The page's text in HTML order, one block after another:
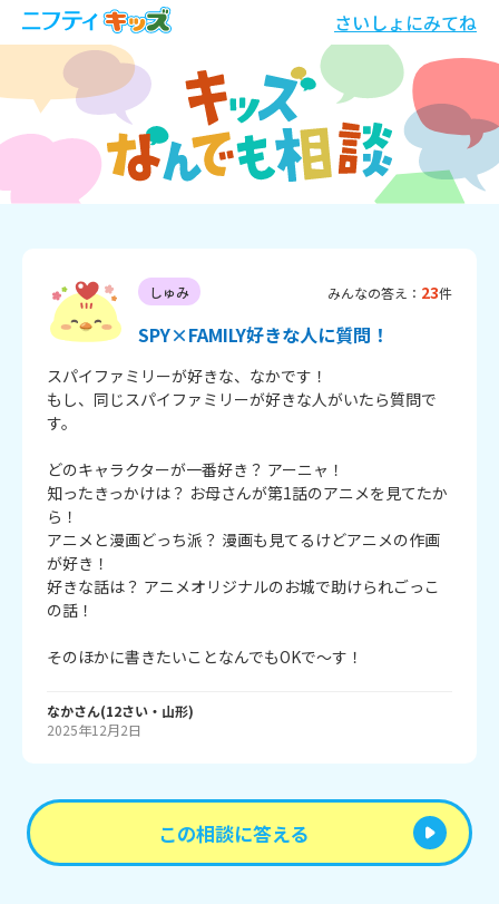
さいしょにみてね
しゅみ みんなの答え： 23件
SPY×FAMILY好きな人に質問！
スパイファミリーが好きな、なかです！
もし、同じスパイファミリーが好きな人がいたら質問で
す。
どのキャラクターが一番好き？ アーニャ！
知ったきっかけは？ お母さんが第1話のアニメを見てたか
ら！
アニメと漫画どっち派？ 漫画も見てるけどアニメの作画
が好き！
好きな話は？ アニメオリジナルのお城で助けられごっこ
の話！
そのほかに書きたいことなんでもOKで～す！
なかさん(12さい・ 山形)
2025年12月2日
この相談に答える